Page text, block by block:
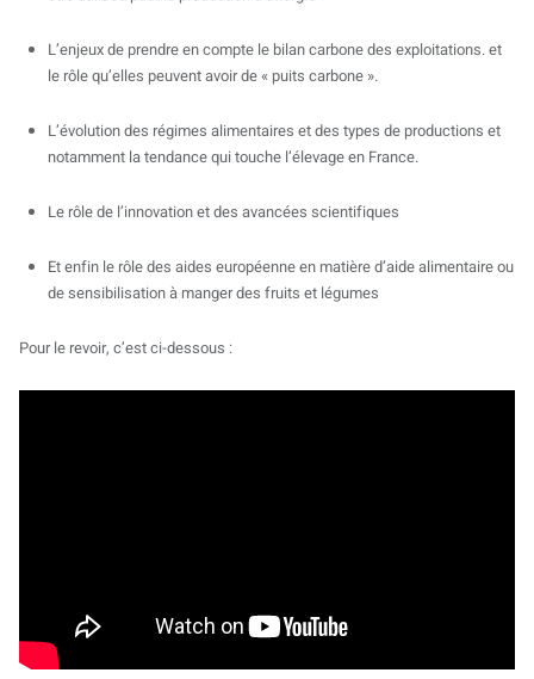
L’enjeux de prendre en compte le bilan carbone des exploitations. et
le rôle qu’elles peuvent avoir de « puits carbone ».
L’évolution des régimes alimentaires et des types de productions et
notamment la tendance qui touche l’élevage en France.
Le rôle de l’innovation et des avancées scientifiques
Et enfin le rôle des aides européenne en matière d’aide alimentaire ou
de sensibilisation à manger des fruits et légumes
Pour le revoir, c’est ci-dessous :